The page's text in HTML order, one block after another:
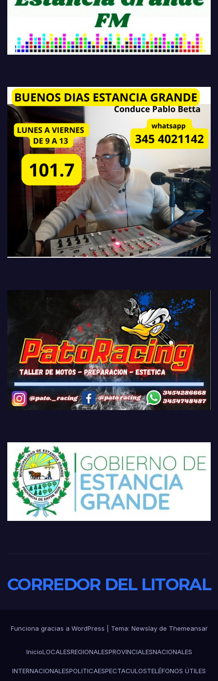
CORREDOR DEL LITORAL
Funciona gracias a WordPress Tema: Newslayde Themeansar
InicioLOCALESREGIONALESPROVINCIALESNACIONALES
INTERNACIONALESPOLITICAESPECTACULOSTELÉFONOS ÚTILES